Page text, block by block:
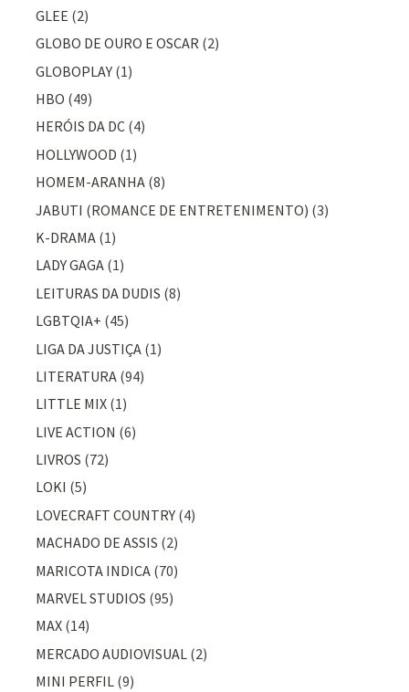
GLEE (2)
GLOBO DE OURO E OSCAR (2)
GLOBOPLAY (1)
HBO (49)
HERÓIS DA DC (4)
HOLLYWOOD (1)
HOMEM-ARANHA (8)
JABUTI (ROMANCE DE ENTRETENIMENTO) (3)
K-DRAMA (1)
LADY GAGA (1)
LEITURAS DA DUDIS (8)
LGBTQIA+ (45)
LIGA DA JUSTIÇA (1)
LITERATURA (94)
LITTLE MIX (1)
LIVE ACTION (6)
LIVROS (72)
LOKI (5)
LOVECRAFT COUNTRY (4)
MACHADO DE ASSIS (2)
MARICOTA INDICA (70)
MARVEL STUDIOS (95)
MAX (14)
MERCADO AUDIOVISUAL (2)
MINI PERFIL (9)